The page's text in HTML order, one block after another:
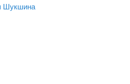
Шукшина